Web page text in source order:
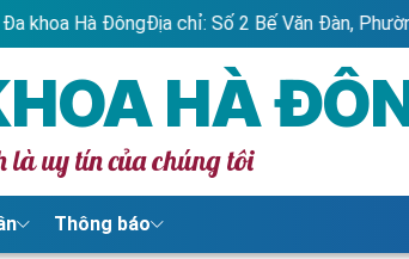
Đàn, Phường Hà Đông, TP. Hà NộiHotline:
HÀ
là uy tín của chúng tôi
Thông báo